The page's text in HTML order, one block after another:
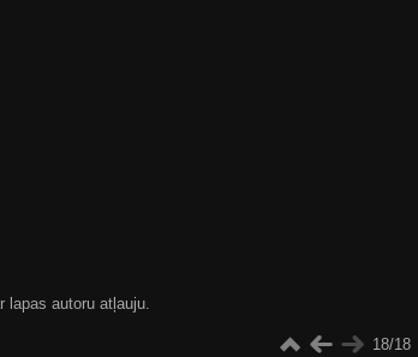
autoru atļauju.
18/18